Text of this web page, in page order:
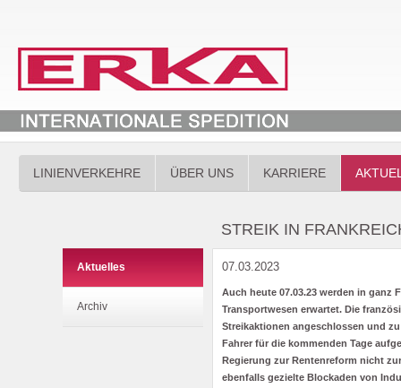
LINIENVERKEHRE ÜBER UNS KARRIERE
STREIK IN
Aktuelles
Archiv
07.03.2023
Auch heute 07.03.23 werden in ganz
Transportwesen erwartet. Die
Streikaktionen angeschlossen und
Fahrer für die kommenden Tage
Regierung zur Rentenreform nicht
ebenfalls gezielte Blockaden von